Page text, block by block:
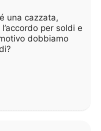
una cazzata,
per soldi e
dobbiamo